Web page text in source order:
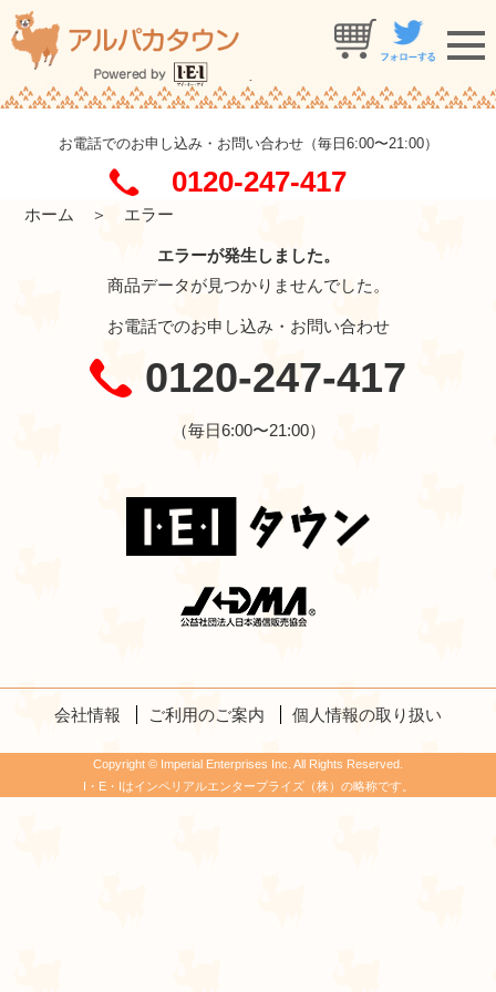
お電話でのお申し込み・お問い合わせ（毎日6:00〜21:00）
0120-247-417
ホーム ＞ エラー
エラーが発生しました。
商品データが見つかりませんでした。
お電話でのお申し込み・お問い合わせ
0120-247-417
（毎日6:00〜21:00）
会社情報 ご利用のご案内 個人情報の取り扱い
Copyright © Imperial Enterprises Inc. All Rights Reserved.
I・E・Iはインペリアルエンタープライズ（株）の略称です。